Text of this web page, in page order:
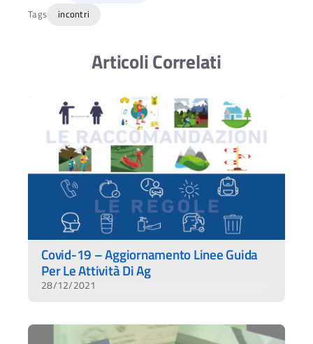
Tags
incontri
Articoli Correlati
Covid-19 – Aggiornamento Linee Guida
Per Le Attività Di Ag
28/12/2021